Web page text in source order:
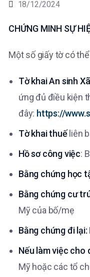
18/12/2024
CHỨNG MINH SỰ
Một số giấy tờ có
Tờ khai An sinh
ứng đủ điều kiện
đây: https://
Tờ khai thuế liên
Hồ sơ công việc:
Bằng chứng học
Bằng chứng cư
Mỹ của bố/mẹ
Bằng chứng đi lại:
Nếu làm việc cho
Mỹ hoặc các tổ